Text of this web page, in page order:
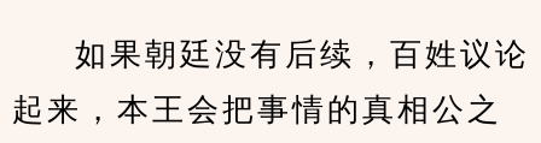
如果朝廷没有后续，百姓议论
起来，本王会把事情的真相公之